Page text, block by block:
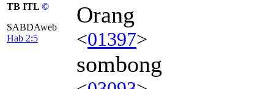
TB ITL ©
SABDAweb
Hab 2:5
Orang
<01397>
sombong